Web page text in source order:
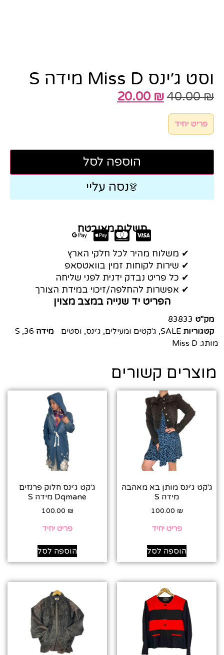
וסט ג׳ינס Miss D מידה S
40.00₪
20.00 ₪
פריט יחיד
הוספה לסל
👗נסה עליי
תשלום מאובטח
✔ משלוח מהיר לכל חלקי הארץ
✔ שירות לקוחות זמין בוואטסאפ
✔ כל פריט נבדק ידנית לפני שליחה
✔ אפשרות להחלפה/זיכוי במידת הצורך
הפריט יד שנייה במצב מצוין
מק"ט 83833
קטגוריות SALE
, ג'קטים ומעילים, ג׳ינס, וסטים מידה 36
,
S
מותג:Miss D
מוצרים קשורים
ג'קט ג׳ינס מותן בא מאהבה
מידה S
100.00 ₪
פריט יחיד
הוספה לסל
ג׳קט ג׳ינס חלוק פרנזים
Dqmane מידה S
100.00 ₪
פריט יחיד
הוספה לסל